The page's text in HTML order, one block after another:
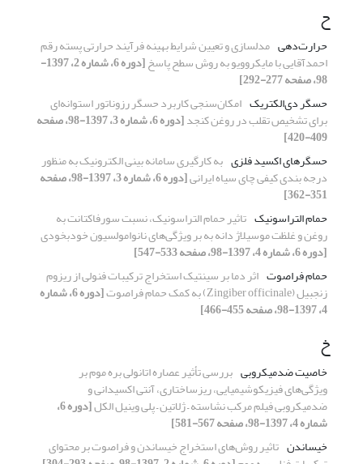
ح
حرارت‌دهی مدلسازی و تعیین شرایط بهینه فرآیند حرارتی پسته رقم
احمدآقایی با مایکروویو به روش سطح پاسخ [دوره 6، شماره 2، 1397-
98، صفحه 277-292]
حسگر دی‌الکتریک امکان‌سنجی کاربرد حسگر رزوناتور استوانه‌ای
برای تشخیص تقلب در روغن کنجد [دوره 6، شماره 3، 1397-98، صفحه
409-420]
حسگرهای اکسید فلزی به کارگیری سامانه بینی الکترونیک به منظور
درجه بندی کیفی چای سیاه ایرانی [دوره 6، شماره 3، 1397-98، صفحه
351-362]
حمام التراسونیک تاثیر حمام التراسونیک، نسبت سورفاکتانت به
روغن و غلظت موسیلاژ دانه به بر ویژگی‌های نانوامولسیون خودبخودی
[دوره 6، شماره 4، 1397-98، صفحه 533-547]
حمام فراصوت اثر دما بر سینتیک استخراج ترکیبات فنولی از ریزوم
زنجبیل (Zingiber officinale) به کمک حمام فراصوت [دوره 6، شماره
4، 1397-98، صفحه 455-466]
خ
خاصیت ضدمیکروبی بررسی تأثیر عصاره اتانولی بره موم بر
ویژگی‌های فیزیکوشیمیایی، ریزساختاری، آنتی اکسیدانی و
ضدمیکروبی فیلم مرکب نشاسته – ژلاتین – پلی وینیل الکل [دوره 6،
شماره 4، 1397-98، صفحه 567-581]
خیساندن تاثیر روش‌های استخراج خیساندن و فراصوت بر محتوای